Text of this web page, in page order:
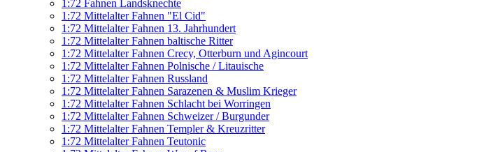
1:72 Fahnen Landsknechte
1:72 Mittelalter Fahnen "El Cid"
1:72 Mittelalter Fahnen 13. Jahrhundert
1:72 Mittelalter Fahnen baltische Ritter
1:72 Mittelalter Fahnen Crecy, Otterburn und Agincourt
1:72 Mittelalter Fahnen Polnische / Litauische
1:72 Mittelalter Fahnen Russland
1:72 Mittelalter Fahnen Sarazenen & Muslim Krieger
1:72 Mittelalter Fahnen Schlacht bei Worringen
1:72 Mittelalter Fahnen Schweizer / Burgunder
1:72 Mittelalter Fahnen Templer & Kreuzritter
1:72 Mittelalter Fahnen Teutonic